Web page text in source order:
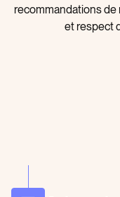
recommandations de
et respect